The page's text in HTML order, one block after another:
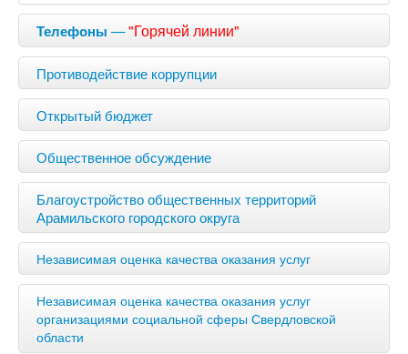
Телефоны —"Горячей линии"
Противодействие коррупции
Открытый бюджет
Общественное обсуждение
Благоустройство общественных территорий
Арамильского городского округа
Независимая оценка качества оказания услуг
Независимая оценка качества оказания услуг
организациями социальной сферы Свердловской
области